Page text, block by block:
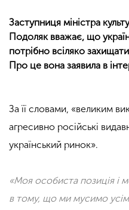
Заступниця міністра
Подоляк вважає, що
потрібно всіляко
Про це вона заявила в
За її словами, «великим
агресивно російські
український ринок».
«Моя особиста позиція і
в тому, що ми мусимо